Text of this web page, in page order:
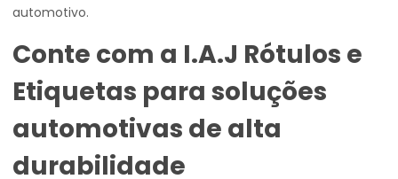
automotivo.
Conte com a I.A.J Rótulos e
Etiquetas para soluções
automotivas de alta
durabilidade